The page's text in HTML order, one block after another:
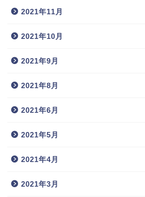
2021年11月
2021年10月
2021年9月
2021年8月
2021年6月
2021年5月
2021年4月
2021年3月